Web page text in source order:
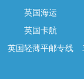
英国海运
英国卡航
英国轻薄平邮专线